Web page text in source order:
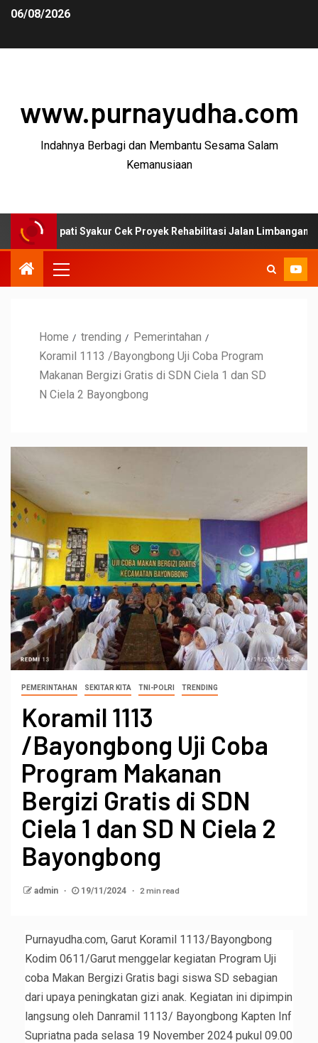
06/08/2026
www.purnayudha.com
Indahnya Berbagi dan Membantu Sesama Salam
Kemanusiaan
Syakur Cek Proyek Rehabilitasi Jalan Limbangan–Selaawi
Home trending
Pemerintahan
Koramil 1113 /Bayongbong Uji Coba Program
Makanan Bergizi Gratis di SDN Ciela 1 dan SD
N Ciela 2 Bayongbong
PEMERINTAHAN SEKITAR KITA TNI-POLRI TRENDING
Koramil 1113
/Bayongbong Uji Coba
Program Makanan
Bergizi Gratis di SDN
Ciela 1 dan SD N Ciela 2
Bayongbong
admin 19/11/2024 2 min read
Purnayudha.com, Garut Koramil 1113/Bayongbong
Kodim 0611/Garut menggelar kegiatan Program Uji
coba Makan Bergizi Gratis bagi siswa SD sebagian
dari upaya peningkatan gizi anak. Kegiatan ini dipimpin
langsung oleh Danramil 1113/ Bayongbong Kapten Inf
Supriatna pada selasa 19 November 2024 pukul 09.00